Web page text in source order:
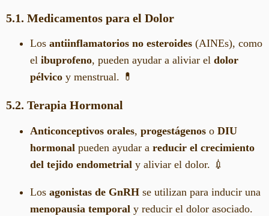
5.1. Medicamentos para el Dolor
Los antiinflamatorios no esteroides (AINEs), como
el ibuprofeno, pueden ayudar a aliviar el dolor
pélvico y menstrual. 💊
5.2. Terapia Hormonal
Anticonceptivos orales, progestágenos o DIU
hormonal pueden ayudar a reducir el crecimiento
del tejido endometrial y aliviar el dolor. 💉
Los agonistas de GnRH se utilizan para inducir una
menopausia temporal y reducir el dolor asociado.